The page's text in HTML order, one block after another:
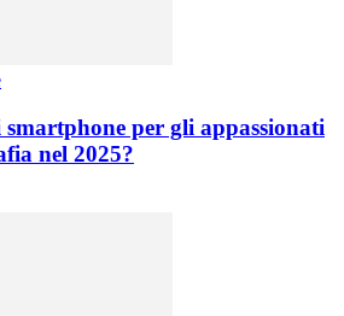
per gli appassionati
nel 2025?